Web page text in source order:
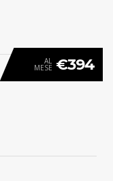
AL
MESE €394